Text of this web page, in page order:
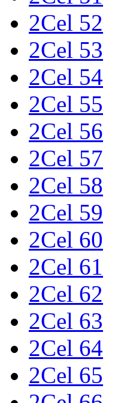
2Cel 52
2Cel 53
2Cel 54
2Cel 55
2Cel 56
2Cel 57
2Cel 58
2Cel 59
2Cel 60
2Cel 61
2Cel 62
2Cel 63
2Cel 64
2Cel 65